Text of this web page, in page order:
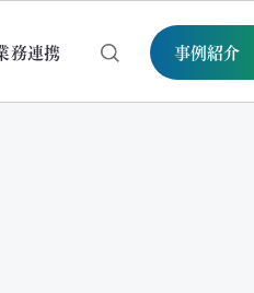
務連携 事例紹介